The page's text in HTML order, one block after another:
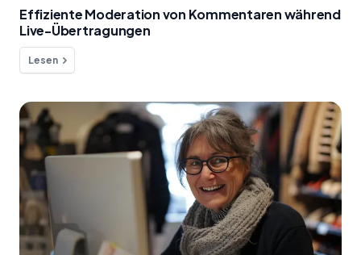
Effiziente Moderation von Kommentaren während
Live-Übertragungen
Lesen